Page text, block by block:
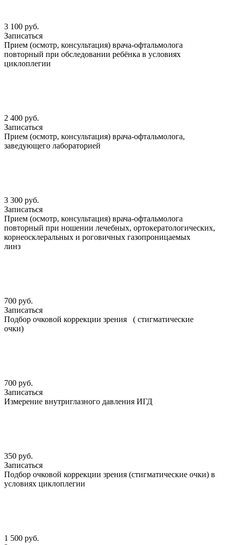
3 100 руб.
Записаться
Прием (осмотр, консультация) врача-офтальмолога
повторный при обследовании ребёнка в условиях
циклоплегии
2 400 руб.
Записаться
Прием (осмотр, консультация) врача-офтальмолога,
заведующего лабораторией
3 300 руб.
Записаться
Прием (осмотр, консультация) врача-офтальмолога
повторный при ношении лечебных, ортокератологических,
корнеосклеральных и роговичных газопроницаемых
линз
700 руб.
Записаться
Подбор очковой коррекции зрения ( стигматические
очки)
700 руб.
Записаться
Измерение внутриглазного давления ИГД
350 руб.
Записаться
Подбор очковой коррекции зрения (стигматические очки) в
условиях циклоплегии
1 500 руб.